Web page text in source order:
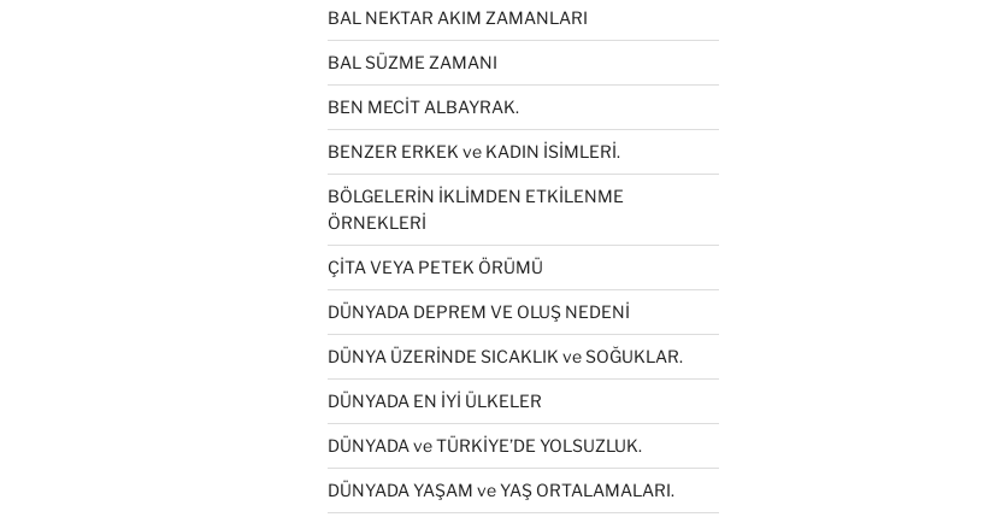
BAL NEKTAR AKIM ZAMANLARI
BAL SÜZME ZAMANI
BEN MECİT ALBAYRAK.
BENZER ERKEK ve KADIN İSİMLERİ.
BÖLGELERİN İKLİMDEN ETKİLENME
ÖRNEKLERİ
ÇİTA VEYA PETEK ÖRÜMÜ
DÜNYADA DEPREM VE OLUŞ NEDENİ
DÜNYA ÜZERİNDE SICAKLIK ve SOĞUKLAR.
DÜNYADA EN İYİ ÜLKELER
DÜNYADA ve TÜRKİYE’DE YOLSUZLUK.
DÜNYADA YAŞAM ve YAŞ ORTALAMALARI.